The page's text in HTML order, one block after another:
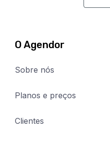
O Agendor
Sobre nós
Planos e preços
Clientes